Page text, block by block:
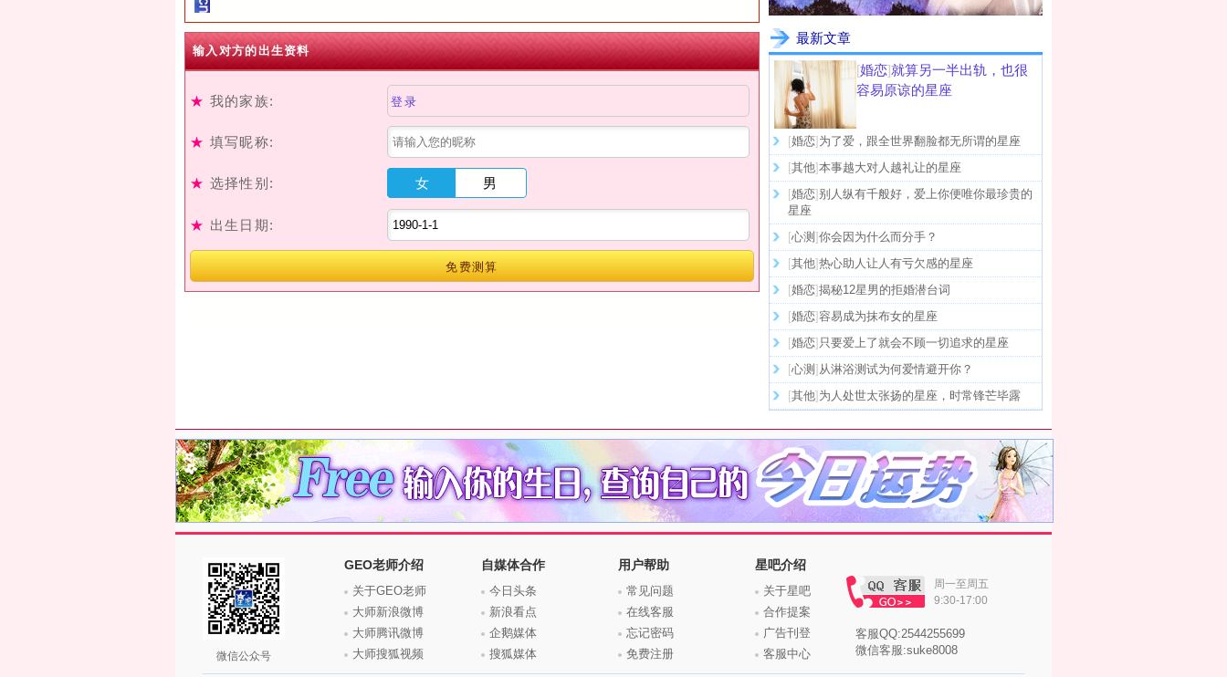
输入对方的出生资料
★ 我的家族: 登录
★ 填写昵称:
★ 选择性别: 女 男
★ 出生日期:
免费测算
最新文章
[婚恋]就算另一半出轨，也很
容易原谅的星座
[婚恋] 为了爱，跟全世界翻脸都无所谓的星座
[其他]本事越大对人越礼让的星座
[婚恋] 别人纵有千般好，爱上你便唯你最珍贵的
星座
[心测 ]你会因为什么而分手？
[其他]热心助人让人有亏欠感的星座
[婚恋]揭秘12星男的拒婚潜台词
[婚恋]容易成为抹布女的星座
[婚恋] 只要爱上了就会不顾一切追求的星座
[心测 ] 从淋浴测试为何爱情避开你？
[其他] 为人处世太张扬的星座，时常锋芒毕露
微信公众号
GEO老师介绍
关于GEO老师
大师新浪微博
大师腾讯微博
大师搜狐视频
自媒体合作
今日头条
新浪看点
企鹅媒体
搜狐媒体
用户帮助
常见问题
在线客服
忘记密码
免费注册
星吧介绍
关于星吧
合作提案
广告刊登
客服中心
周一至周五
9:30-17:00
客服QQ:2544255699
微信客服:suke8008